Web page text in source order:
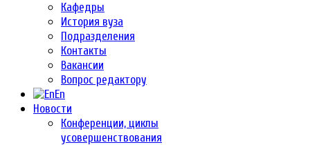
Кафедры
История вуза
Подразделения
Контакты
Вакансии
Вопрос редактору
En
Новости
Конференции, циклы
усовершенствования